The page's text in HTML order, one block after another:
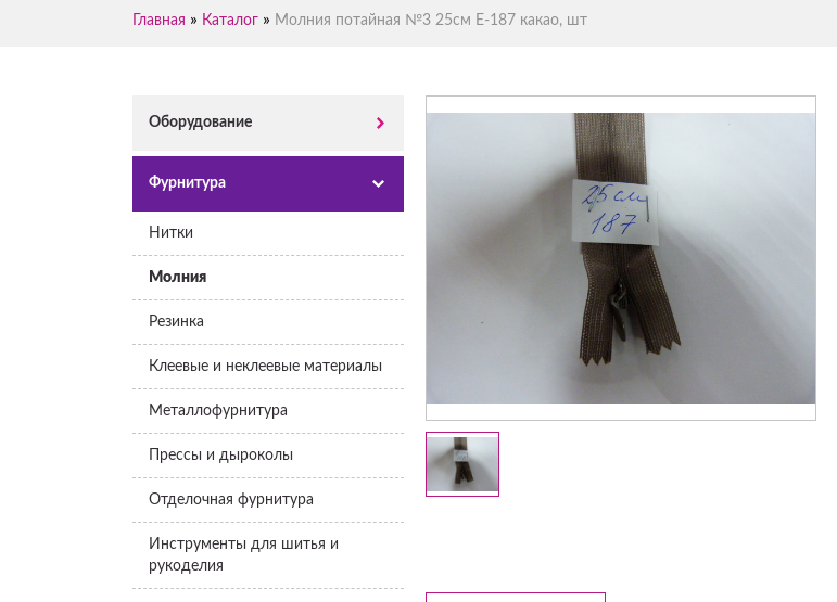
Главная » Каталог » Молния потайная №3 25см Е-187 какао, шт
Оборудование
Фурнитура
Нитки
Молния
Резинка
Клеевые и неклеевые материалы
Металлофурнитура
Прессы и дыроколы
Отделочная фурнитура
Инструменты для шитья и
рукоделия